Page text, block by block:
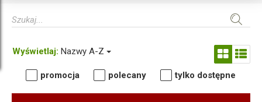
Wyświetlaj: Nazwy A-Z
promocja polecany tylko dostępne